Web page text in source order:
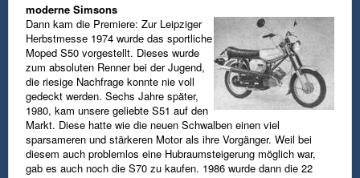
moderne Simsons
Dann kam die Premiere: Zur Leipziger
Herbstmesse 1974 wurde das sportliche
Moped S50 vorgestellt. Dieses wurde
zum absoluten Renner bei der Jugend,
die riesige Nachfrage konnte nie voll
gedeckt werden. Sechs Jahre später,
1980, kam unsere geliebte S51 auf den
Markt. Diese hatte wie die neuen Schwalben einen viel
sparsameren und stärkeren Motor als ihre Vorgänger. Weil bei
diesem auch problemlos eine Hubraumsteigerung möglich war,
gab es auch noch die S70 zu kaufen. 1986 wurde dann die 22